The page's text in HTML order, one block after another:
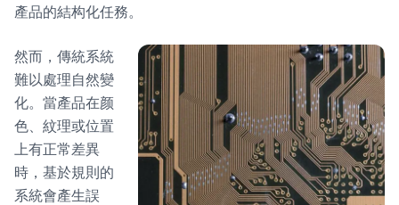
產品的結构化任務。
然而，傳統系統
難以處理自然變
化。當產品在颜
色、紋理或位置
上有正常差異
時，基於規則的
系統會產生誤